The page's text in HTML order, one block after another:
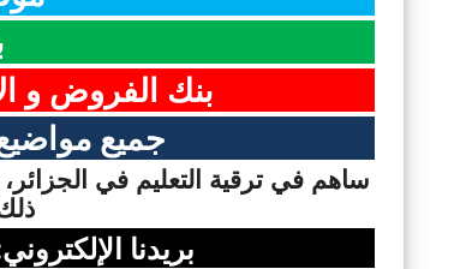
بنك الفروض و
جميع
ساهم في ترقية التعليم في
بريدنا